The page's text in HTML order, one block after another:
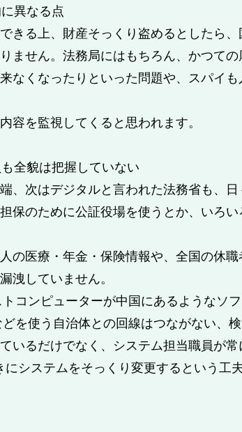
異なる点
きる上、財産そっくり盗めるとしたら、
ません。法務局にはもちろん、かつて
なくなったりといった問題や、スパイも
を監視してくると思われます。
全貌は把握していない
、次はデジタルと言われた法務省も、
保のために公証役場を使うとか、いろ
の医療・年金・保険情報や、全国の休
洩していません。
コンピューターが中国にあるようなソフ
を使う自治体との回線はつながない、
いるだけでなく、システム担当職員が
システムをそっくり変更するという工